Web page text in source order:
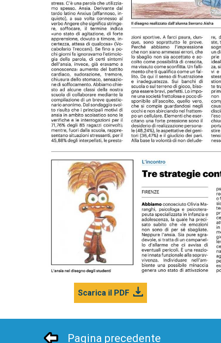
Scarica il PDF
Pagina precedente